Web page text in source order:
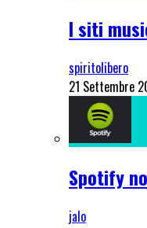
I siti
spiritolibero
21 Settembre
Spotify
jalo